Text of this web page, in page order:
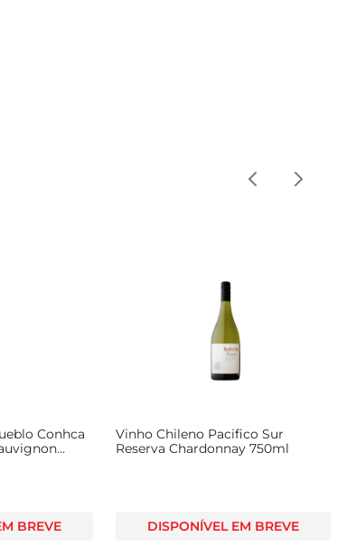
destaca pela sua versatilidade, harmonizando
para ser servido como aperitivo em encontros
Conhca
BREVE
Vinho Chileno Pacifico Sur
Reserva Chardonnay 750ml
DISPONÍVEL EM BREVE